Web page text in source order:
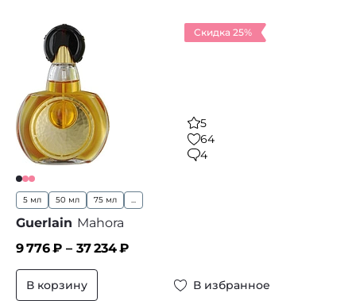
Скидка 25%
5
64
4
5 мл 50 мл 75 мл ...
Guerlain Mahora
9 776₽ – 37 234₽
В корзину В избранное